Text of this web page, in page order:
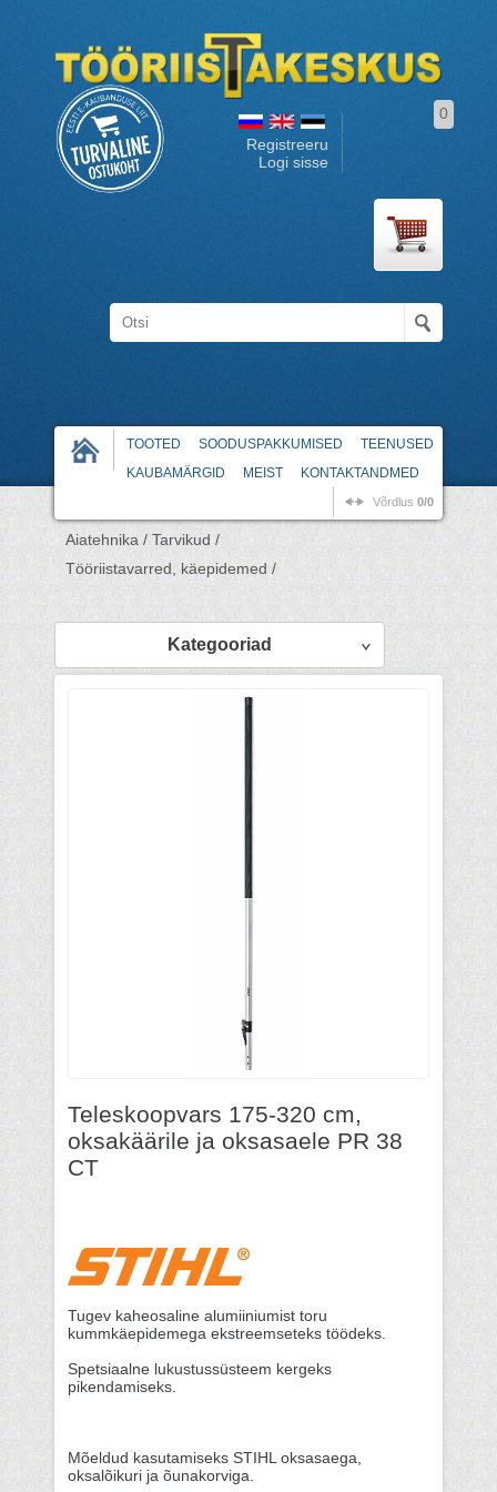
Registreeru
Logi sisse
0
TOOTED SOODUSPAKKUMISED
TEENUSED
KAUBAMÄRGID
MEIST KONTAKTANDMED
Võrdlus 0/0
Aiatehnika / Tarvikud /
Tööriistavarred, käepidemed /
Kategooriad
Teleskoopvars 175-320 cm,
oksakäärile ja oksasaele PR 38
CT
Tugev kaheosaline alumiiniumist toru
kummkäepidemega ekstreemseteks töödeks.
Spetsiaalne lukustussüsteem kergeks
pikendamiseks.
Mõeldud kasutamiseks STIHL oksasaega,
oksalõikuri ja õunakorviga.